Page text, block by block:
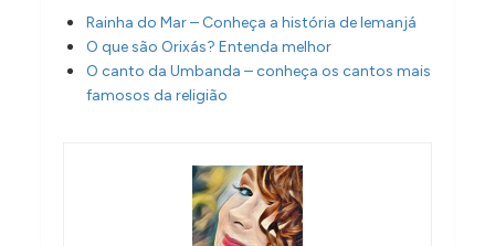
Rainha do Mar – Conheça a história de Iemanjá
O que são Orixás? Entenda melhor
O canto da Umbanda – conheça os cantos mais
famosos da religião